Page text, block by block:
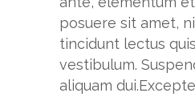
posuere sit amet,
tincidunt lectus
vestibulum.
aliquam